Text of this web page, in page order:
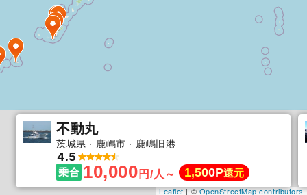
Leaflet| ©OpenStreetMap contributors
不動丸
茨城県 鹿嶋市 鹿嶋旧港
4.5
乗合 10,000 円/人～ 1,500P還元